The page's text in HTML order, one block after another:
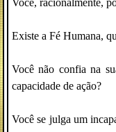
Você, racionalmente,
Existe a Fé Humana,
Você não confia na
capacidade de ação?
Você se julga um